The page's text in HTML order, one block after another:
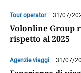
Tour operator 31/07/
Volonline Group
rispetto al 2025
Agenzie viaggi 31/07/